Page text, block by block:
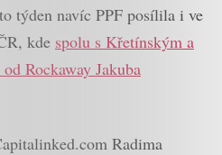
týden navíc PPF posílila i ve
kde spolu s Křetínským a
Rockaway Jakuba
Radima